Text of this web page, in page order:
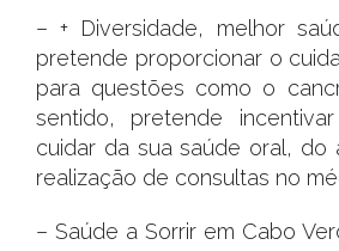
– + Diversidade, melhor
pretende proporcionar o
para questões como o
sentido, pretende
cuidar da sua saúde oral, do
realização de consultas no
– Saúde a Sorrir em Cabo